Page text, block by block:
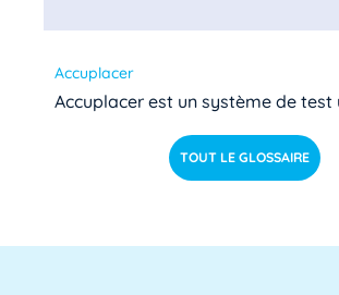
Accuplacer
Accuplacer est un système de
déterminer si les étudiants de
ACU
TOUT LE GLOSSAIRE